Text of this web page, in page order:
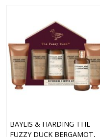
BAYLIS & HARDING THE
FUZZY DUCK BERGAMOT,